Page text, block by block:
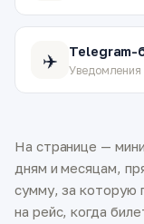
✈️ Telegram-
На странице —
дням и месяцам,
сумму, за которую
на рейс, когда